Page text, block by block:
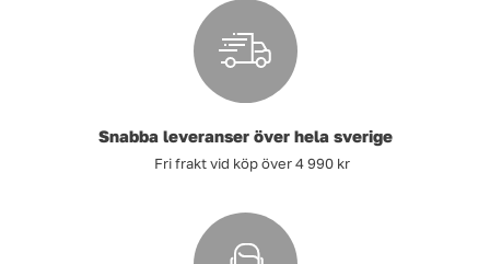
Snabba leveranser över hela sverige
Fri frakt vid köp över 4 990 kr